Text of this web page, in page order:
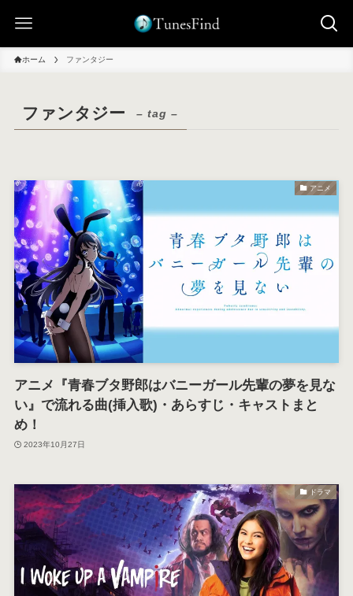
ホーム ファンタジー
ファンタジー – tag –
アニメ
アニメ『青春ブタ野郎はバニーガール先輩の夢を見な
い』で流れる曲(挿入歌)・あらすじ・キャストまと
め！
2023年10月27日
ドラマ